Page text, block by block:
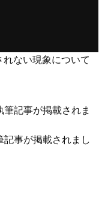
ない現象について
記事が掲載されまし